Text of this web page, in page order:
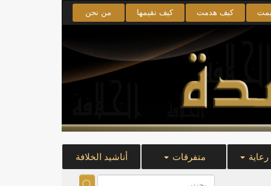
كيف هدمت كيف نقيمها من نحن
متفرقات أناشيد الخلافة